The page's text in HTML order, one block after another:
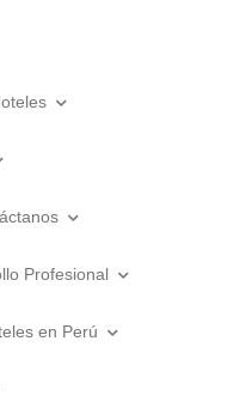
Profesional
en Perú